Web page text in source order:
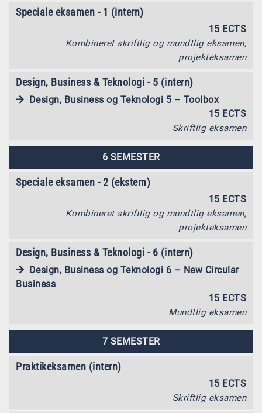
Speciale eksamen - 1 (intern)
15 ECTS
Kombineret skriftlig og mundtlig eksamen,
projekteksamen
Design, Business & Teknologi - 5 (intern)
Design, Business og Teknologi 5 – Toolbox
15 ECTS
Skriftlig eksamen
6 SEMESTER
Speciale eksamen - 2 (ekstern)
15 ECTS
Kombineret skriftlig og mundtlig eksamen,
projekteksamen
Design, Business & Teknologi - 6 (intern)
Design, Business og Teknologi 6 – New Circular
Business
15 ECTS
Mundtlig eksamen
7 SEMESTER
Praktikeksamen (intern)
15 ECTS
Skriftlig eksamen